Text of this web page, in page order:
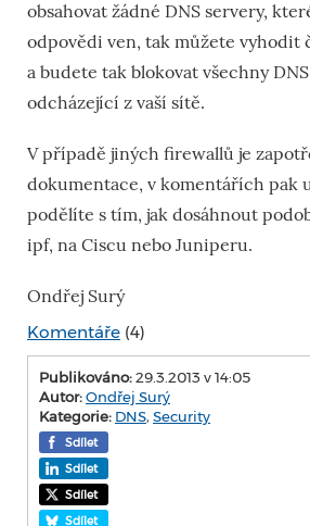
obsahovat žádné DNS servery,
odpovědi ven, tak můžete vyhodit
a budete tak blokovat všechny
odcházející z vaší sítě.
V případě jiných firewallů je
dokumentace, v komentářích pak
podělíte s tím, jak dosáhnout
ipf, na Ciscu nebo Juniperu.
Ondřej Surý
Komentáře (4)
Publikováno:29.3.2013 v 14:05
Autor:Ondřej Surý
Kategorie: DNS, Security
Sdílet
Sdílet
Sdílet
Sdílet